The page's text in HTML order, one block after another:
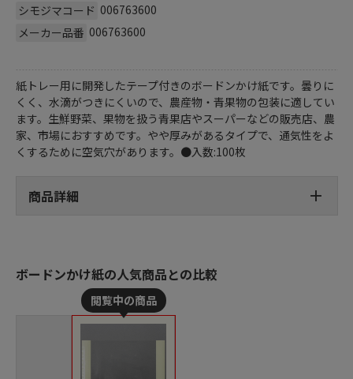
シモジマコード 006763600
メーカー品番 006763600
紙トレー用に開発したテープ付きのボードンかけ紙です。曇りに
くく、水滴がつきにくいので、農産物・青果物の包装に適してい
ます。生鮮野菜、果物を扱う青果店やスーパーなどの販売店、農
家、市場におすすめです。やや厚みがあるタイプで、通気性をよ
くするために空気穴があります。●入数:100枚
商品詳細
ボードンかけ紙の人気商品との比較